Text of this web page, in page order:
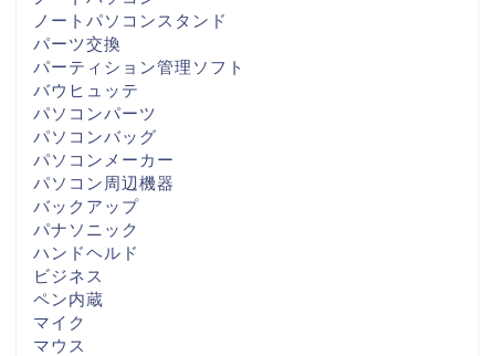
ノートパソコンスタンド
パーツ交換
パーティション管理ソフト
バウヒュッテ
パソコンパーツ
パソコンバッグ
パソコンメーカー
パソコン周辺機器
バックアップ
パナソニック
ハンドヘルド
ビジネス
ペン内蔵
マイク
マウス